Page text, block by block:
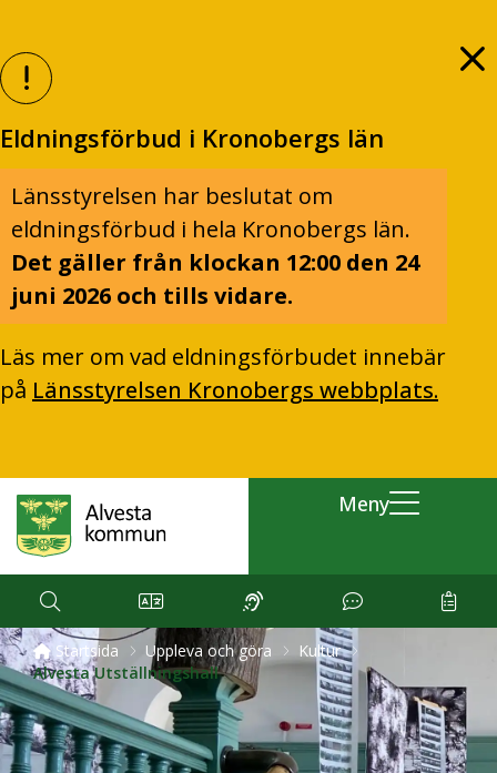
Eldningsförbud i Kronobergs län
Länsstyrelsen har beslutat om
eldningsförbud i hela Kronobergs län.
Det gäller från klockan 12:00 den 24
juni 2026 och tills vidare.
Läs mer om vad eldningsförbudet innebär
på Länsstyrelsen Kronobergs webbplats.
Meny
Startsida Uppleva och göra
Kultur
Alvesta Utställningshall